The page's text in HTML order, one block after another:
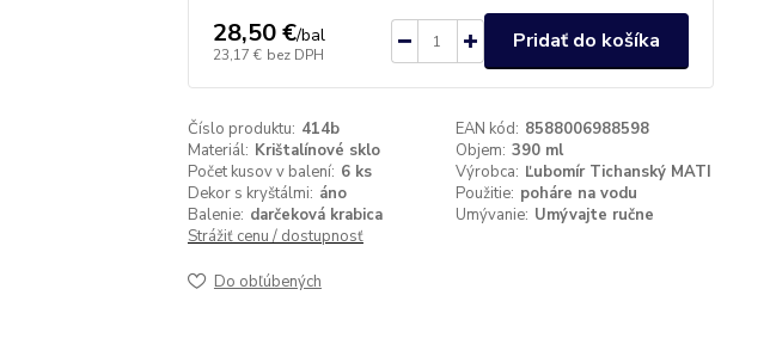
28,50 €/bal
23,17 € bez DPH
Pridať do košíka
Číslo produktu: 414b EAN kód: 8588006988598
Materiál: Krištalínové sklo Objem: 390 ml
Počet kusov v balení: 6 ks Výrobca: Ľubomír Tichanský MATI
Dekor s kryštálmi: áno Použitie: poháre na vodu
Balenie: darčeková krabica Umývanie: Umývajte ručne
Strážiť cenu / dostupnosť
Do obľúbených